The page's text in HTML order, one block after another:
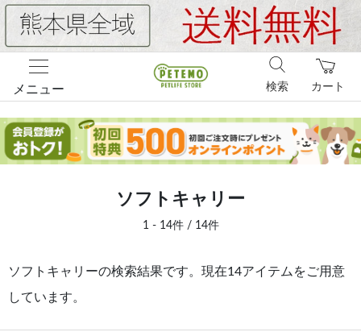
メニュー カート
検索
ソフトキャリー
1 - 14件 / 14件
ソフトキャリーの検索結果です。現在14アイテムをご用意
しています。